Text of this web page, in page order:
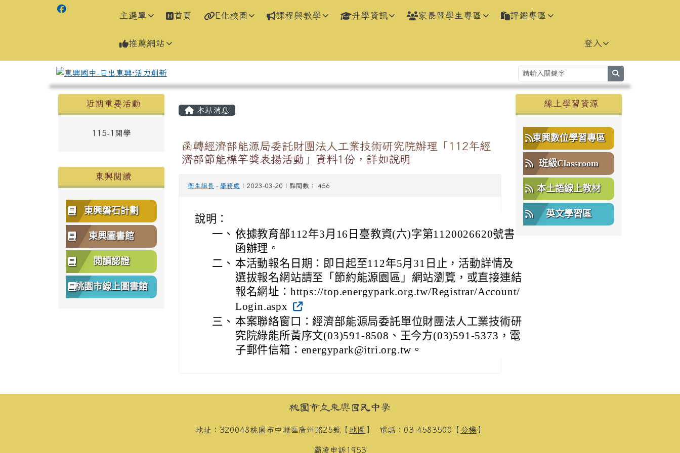
主選單 首頁 E化校園 課程與教學 升學資訊 家長暨學生專區 評鑑專區
推薦網站 登入
左邊區域內容
近期重要活動
115-1開學
東興閱讀
東興磐石計劃
東興圖書館
閱讀認證
桃園市線上圖書館
主內容區域
本站消息
函轉經濟部能源局委託財團法人工業技術研究院辦理「112年經
濟部節能標竿獎表揚活動」資料1份，詳如說明
衛生組長 - 學務處 | 2023-03-20 | 點閱數： 456
說明：
一、 依據教育部112年3月16日臺教資(六)字第1120026620號書
函辦理。
二、 本活動報名日期：即日起至112年5月31日止，活動詳情及
選拔報名網站請至「節約能源園區」網站瀏覽，或直接連結
報名網址：https://top.energypark.org.tw/Registrar/Account/
Login.aspx
三、 本案聯絡窗口：經濟部能源局委託單位財團法人工業技術研
究院綠能所黃序文(03)591-8508、王今方(03)591-5373，電
子郵件信箱：energypark@itri.org.tw。
右邊區域內容
線上學習資源
東興數位學習專區
班級Classroom
本土語線上教材
英文學習區
桃園市立東興國民中學
地址：320048桃園市中壢區廣州路25號【 地圖 】 電話：03-4583500【 分機】
霸凌申訴1953